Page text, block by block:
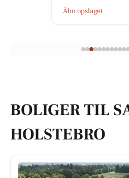
Åbn opslaget
BOLIGER TIL
HOLSTEBRO